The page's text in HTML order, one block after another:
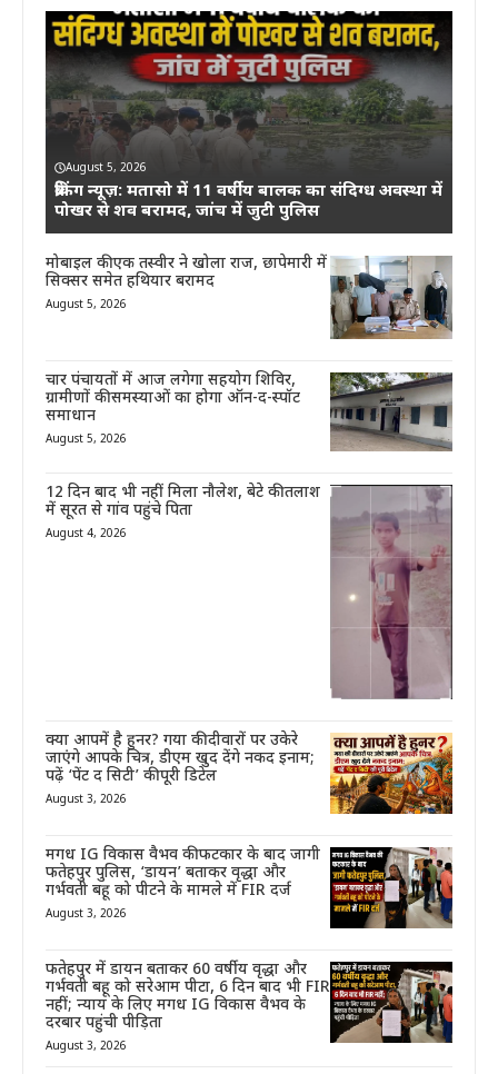
August 5, 2026
ब्रेकिंग न्यूज़: मतासो में 11 वर्षीय बालक का संदिग्ध अवस्था में
पोखर से शव बरामद, जांच में जुटी पुलिस
मोबाइल की एक तस्वीर ने खोला राज, छापेमारी में
सिक्सर समेत हथियार बरामद
August 5, 2026
चार पंचायतों में आज लगेगा सहयोग शिविर,
ग्रामीणों की समस्याओं का होगा ऑन-द-स्पॉट
समाधान
August 5, 2026
12 दिन बाद भी नहीं मिला नौलेश, बेटे की तलाश
में सूरत से गांव पहुंचे पिता
August 4, 2026
क्या आपमें है हुनर? गया की दीवारों पर उकेरे
जाएंगे आपके चित्र, डीएम खुद देंगे नकद इनाम;
पढ़ें ‘पेंट द सिटी’ की पूरी डिटेल
August 3, 2026
मगध IG विकास वैभव की फटकार के बाद जागी
फतेहपुर पुलिस, ‘डायन’ बताकर वृद्धा और
गर्भवती बहू को पीटने के मामले में FIR दर्ज
August 3, 2026
फतेहपुर में डायन बताकर 60 वर्षीय वृद्धा और
गर्भवती बहू को सरेआम पीटा, 6 दिन बाद भी FIR
नहीं; न्याय के लिए मगध IG विकास वैभव के
दरबार पहुंची पीड़िता
August 3, 2026